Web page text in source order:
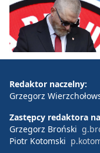
Redaktor naczelny:
Grzegorz
Zastępcy redaktora
Grzegorz Broński
Piotr Kotomski